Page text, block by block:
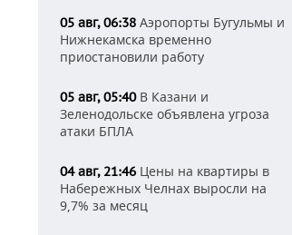
05 авг, 06:38 Аэропорты Бугульмы и
Нижнекамска временно
приостановили работу
05 авг, 05:40В Казани и
Зеленодольске объявлена угроза
атаки БПЛА
04 авг, 21:46 Цены на квартиры в
Набережных Челнах выросли на
9,7% за месяц